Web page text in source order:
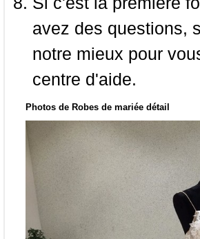
avez des questions,
notre mieux pour
centre d'aide.
Photos de Robes de mariée détail